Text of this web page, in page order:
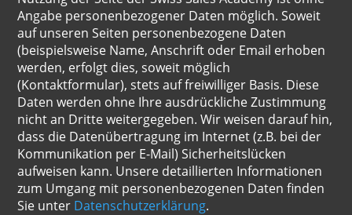
Angabe personenbezogener Daten möglich. Soweit
auf unseren Seiten personenbezogene Daten
(beispielsweise Name, Anschrift oder Email erhoben
werden, erfolgt dies, soweit möglich
(Kontaktformular), stets auf freiwilliger Basis. Diese
Daten werden ohne Ihre ausdrückliche Zustimmung
nicht an Dritte weitergegeben. Wir weisen darauf hin,
dass die Datenübertragung im Internet (z.B. bei der
Kommunikation per E-Mail) Sicherheitslücken
aufweisen kann. Unsere detaillierten Informationen
zum Umgang mit personenbezogenen Daten finden
Sie unter Datenschutzerklärung.